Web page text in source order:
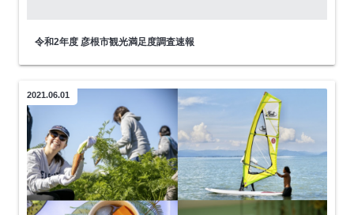
令和2年度 彦根市観光満足度調査速報
2021.06.01